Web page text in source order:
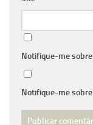
Notifique-me
Notifique-me